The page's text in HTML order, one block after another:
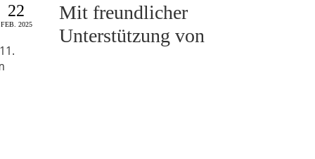
22
FEB. 2025
Mit freundlicher
Unterstützung von